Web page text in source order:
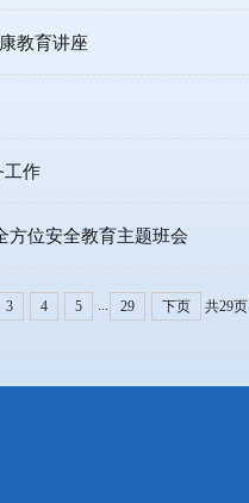
教育讲座
工作
位安全教育主题班会
3 4 5 ... 29 下页 共29页